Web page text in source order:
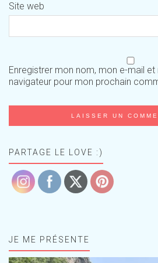
Site web
Enregistrer mon nom, mon e-mail
navigateur pour mon prochain
PARTAGE LE LOVE :)
JE ME PRÉSENTE